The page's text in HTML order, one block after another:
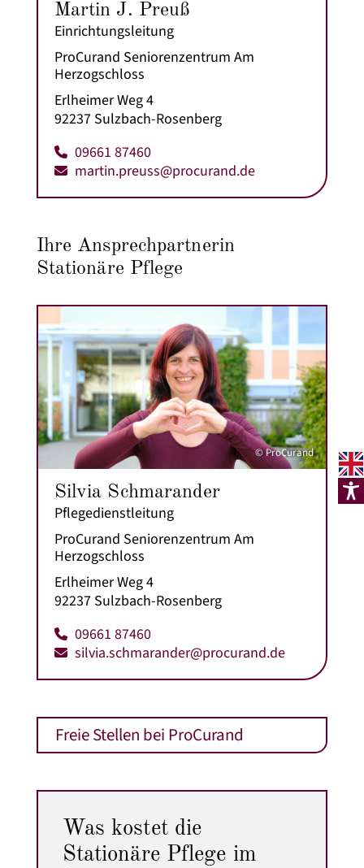
Martin J. Preuß
Einrichtungsleitung
ProCurand Seniorenzentrum Am
Herzogschloss
Erlheimer Weg 4
92237 Sulzbach-Rosenberg
09661 87460
martin.preuss@procurand.de
Ihre Ansprechpartnerin
Stationäre Pflege
© ProCurand
Silvia Schmarander
Pflegedienstleitung
ProCurand Seniorenzentrum Am
Herzogschloss
Erlheimer Weg 4
92237 Sulzbach-Rosenberg
09661 87460
silvia.schmarander@procurand.de
Freie Stellen bei ProCurand
Was kostet die
Stationäre Pflege im